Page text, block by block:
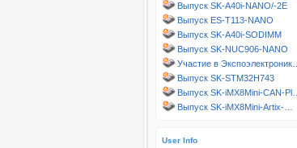
Выпуск SK-A40i-NANO/-2E
Выпуск ES-T113-NANO
Выпуск SK-A40i-SODIMM
Выпуск SK-NUC906-NANO
Участие в Экспоэлектроник…
Выпуск SK-STM32H743
Выпуск SK-iMX8Mini-CAN-Pl…
Выпуск SK-iMX8Mini-Artix-…
User Info